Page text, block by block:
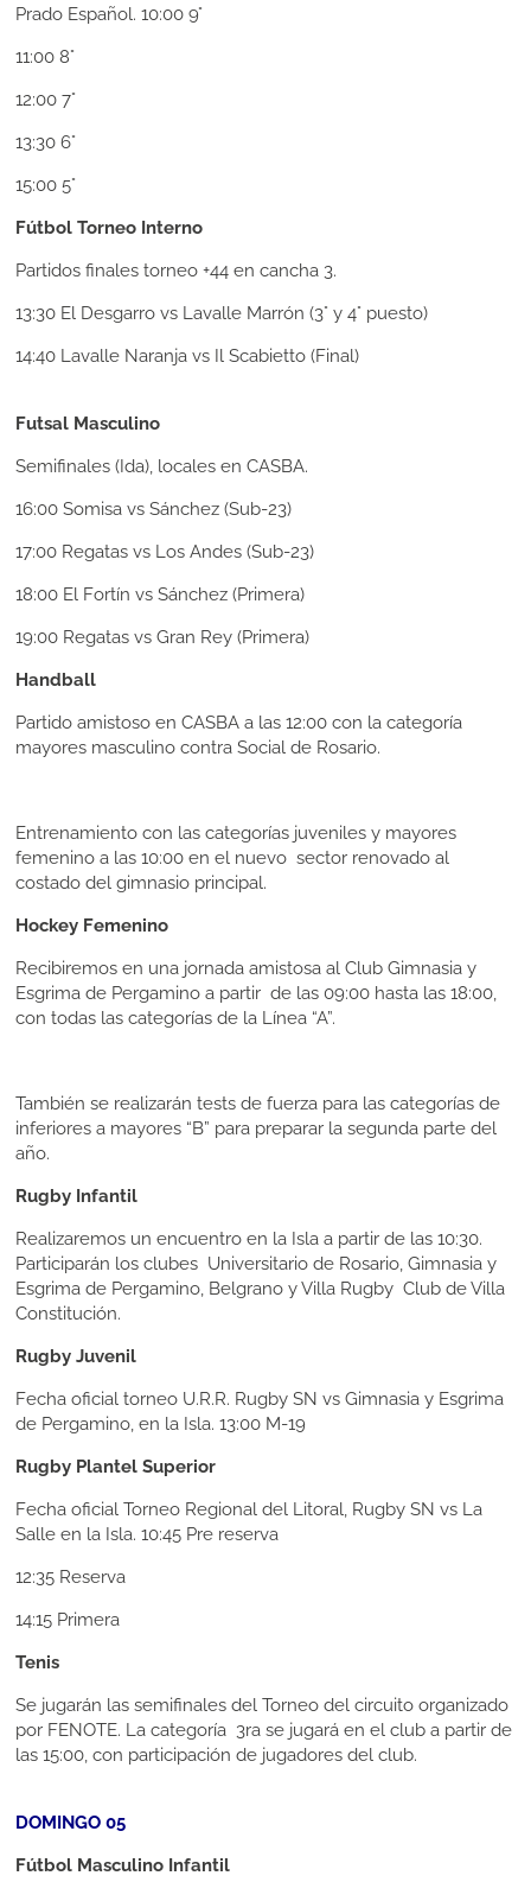
Prado Español. 10:00 9°
11:00 8°
12:00 7°
13:30 6°
15:00 5°
Fútbol Torneo Interno
Partidos finales torneo +44 en cancha 3.
13:30 El Desgarro vs Lavalle Marrón (3° y 4° puesto)
14:40 Lavalle Naranja vs Il Scabietto (Final)
Futsal Masculino
Semifinales (Ida), locales en CASBA.
16:00 Somisa vs Sánchez (Sub-23)
17:00 Regatas vs Los Andes (Sub-23)
18:00 El Fortín vs Sánchez (Primera)
19:00 Regatas vs Gran Rey (Primera)
Handball
Partido amistoso en CASBA a las 12:00 con la categoría
mayores masculino contra Social de Rosario.
Entrenamiento con las categorías juveniles y mayores
femenino a las 10:00 en el nuevo sector renovado al
costado del gimnasio principal.
Hockey Femenino
Recibiremos en una jornada amistosa al Club Gimnasia y
Esgrima de Pergamino a partir de las 09:00 hasta las 18:00,
con todas las categorías de la Línea “A”.
También se realizarán tests de fuerza para las categorías de
inferiores a mayores “B” para preparar la segunda parte del
año.
Rugby Infantil
Realizaremos un encuentro en la Isla a partir de las 10:30.
Participarán los clubes Universitario de Rosario, Gimnasia y
Esgrima de Pergamino, Belgrano y Villa Rugby Club de Villa
Constitución.
Rugby Juvenil
Fecha oficial torneo U.R.R. Rugby SN vs Gimnasia y Esgrima
de Pergamino, en la Isla. 13:00 M-19
Rugby Plantel Superior
Fecha oficial Torneo Regional del Litoral, Rugby SN vs La
Salle en la Isla. 10:45 Pre reserva
12:35 Reserva
14:15 Primera
Tenis
Se jugarán las semifinales del Torneo del circuito organizado
por FENOTE. La categoría 3ra se jugará en el club a partir de
las 15:00, con participación de jugadores del club.
DOMINGO 05
Fútbol Masculino Infantil